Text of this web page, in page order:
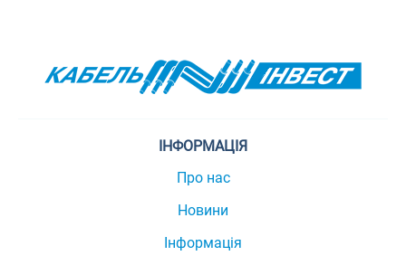
ІНФОРМАЦІЯ
Про нас
Новини
Інформація